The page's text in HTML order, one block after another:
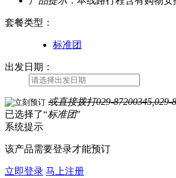
套餐类型 ：
标准团
出发日期：
或直接拨打029-87200345,029-
已选择了“标准团”
系统提示
该产品需要登录才能预订
立即登录 马上注册